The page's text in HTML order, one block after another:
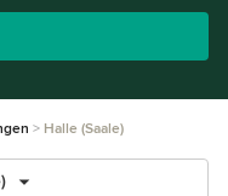
Halle (Saale)